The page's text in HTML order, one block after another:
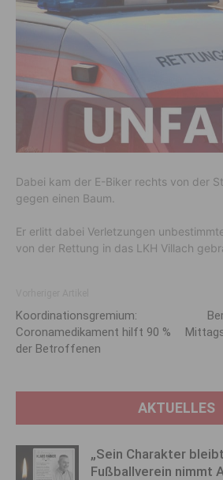
Dabei kam der E-Biker rechts von der
gegen einen Baum.
Er erlitt dabei Verletzungen
von der Rettung in das LKH Villach
Koordinationsgremium:
Coronamedikament hilft 90 %
der Betroffenen
AKTUELLES
„Sein Charakter
Fußballverein nimmt